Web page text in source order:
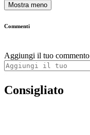
Mostra meno
Commenti
Aggiungi il tuo commento
Consigliato